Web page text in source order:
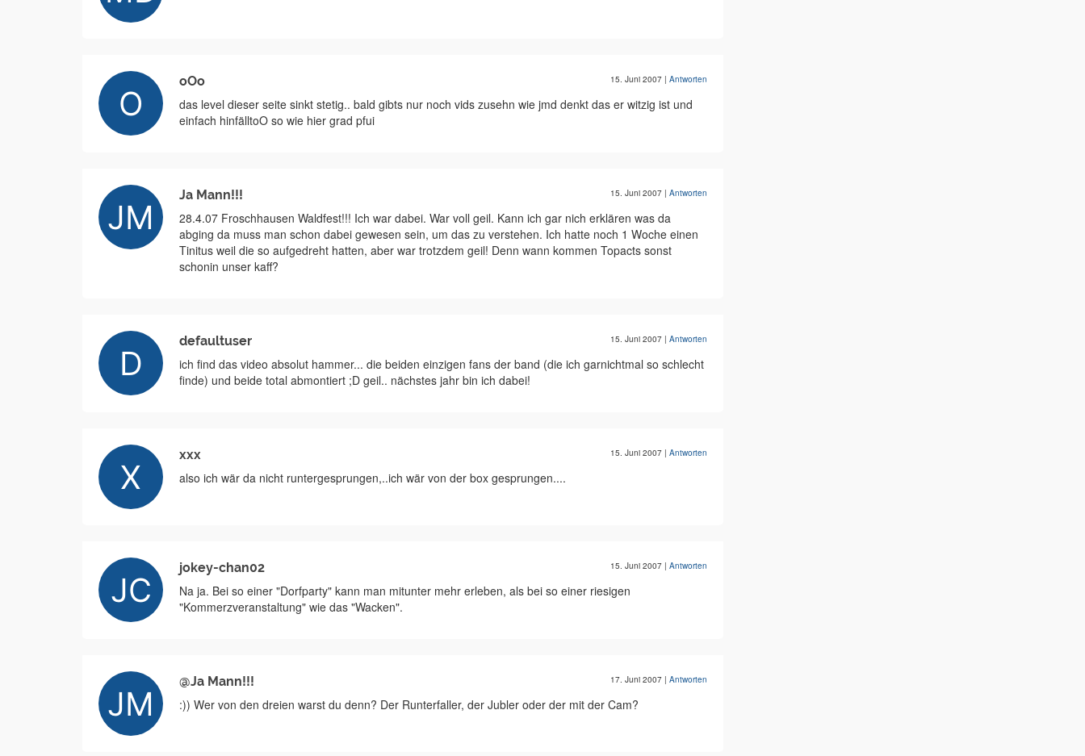
oOo 15. Juni 2007 | Antworten
das level dieser seite sinkt stetig.. bald gibts nur noch vids zusehn wie jmd denkt das er witzig ist und
einfach hinfälltoO so wie hier grad pfui
Ja Mann!!! 15. Juni 2007 | Antworten
28.4.07 Froschhausen Waldfest!!! Ich war dabei. War voll geil. Kann ich gar nich erklären was da
abging da muss man schon dabei gewesen sein, um das zu verstehen. Ich hatte noch 1 Woche einen
Tinitus weil die so aufgedreht hatten, aber war trotzdem geil! Denn wann kommen Topacts sonst
schonin unser kaff?
defaultuser 15. Juni 2007 | Antworten
ich find das video absolut hammer... die beiden einzigen fans der band (die ich garnichtmal so schlecht
finde) und beide total abmontiert ;D geil.. nächstes jahr bin ich dabei!
xxx 15. Juni 2007 | Antworten
also ich wär da nicht runtergesprungen,..ich wär von der box gesprungen....
jokey-chan02 15. Juni 2007 | Antworten
Na ja. Bei so einer "Dorfparty" kann man mitunter mehr erleben, als bei so einer riesigen
"Kommerzveranstaltung" wie das "Wacken".
@Ja Mann!!! 17. Juni 2007 | Antworten
:)) Wer von den dreien warst du denn? Der Runterfaller, der Jubler oder der mit der Cam?